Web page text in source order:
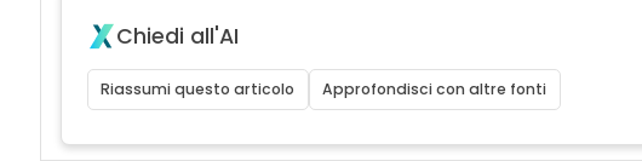
Chiedi all'AI
Riassumi questo articolo Approfondisci con altre fonti